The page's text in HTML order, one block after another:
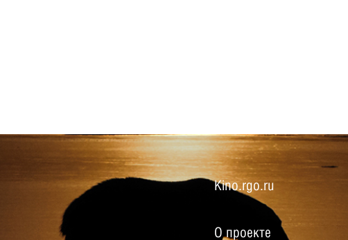
Kino.rgo.ru
О проекте